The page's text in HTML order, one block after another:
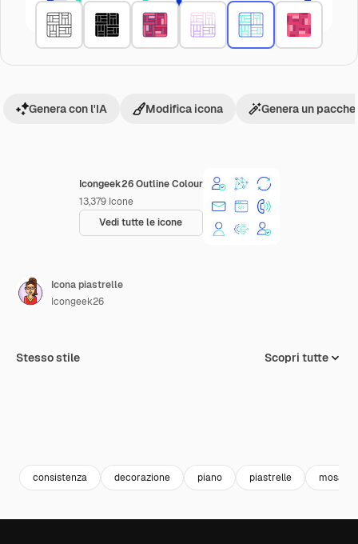
Icongeek26 Outline Colour
13,379 Icone
Vedi tutte le icone
Genera con l'IA Modifica icona Genera un
Icona piastrelle
Icongeek26
Stesso stile Scopri tutte
consistenza decorazione piano piastrelle mosaico